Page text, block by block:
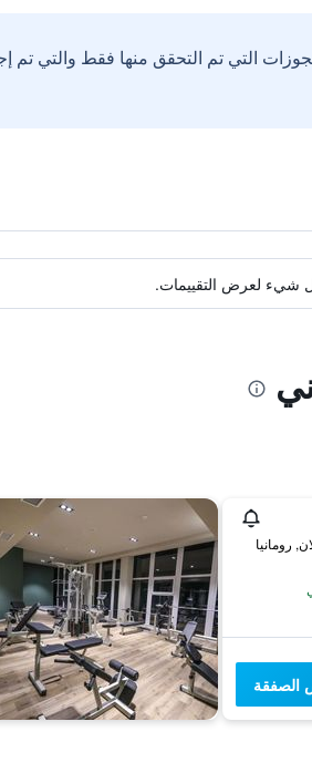
التي تم التحقق منها فقط والتي تم
شيء لعرض التقييمات.